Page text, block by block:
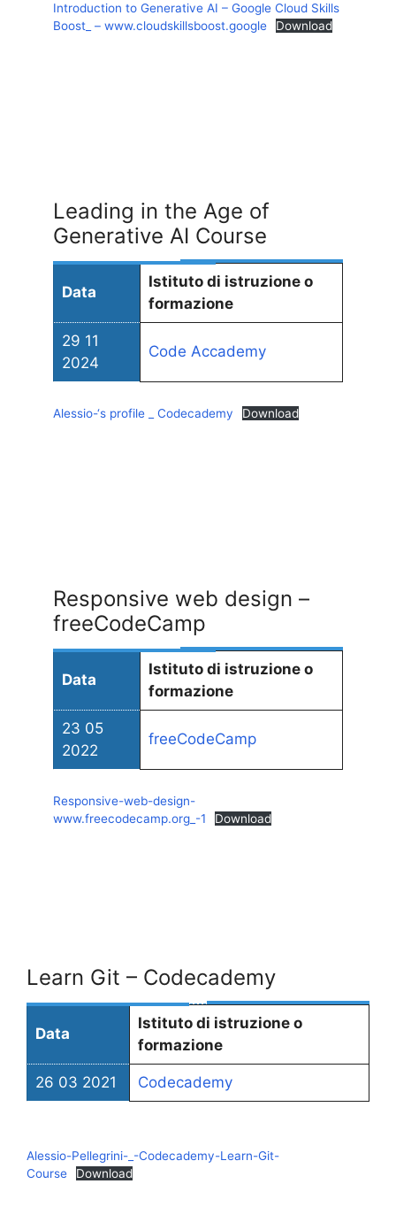
Introduction to Generative AI – Google Cloud Skills
Boost_ – www.cloudskillsboost.google
Download
Leading in the Age of
Generative AI Course
Data
Istituto di istruzione o
formazione
29 11
2024
Code Accademy
Alessio-‘s profile _ Codecademy Download
Responsive web design –
freeCodeCamp
Data
Istituto di istruzione o
formazione
23 05
2022
freeCodeCamp
Responsive-web-design-
www.freecodecamp.org_-1
Download
Learn Git – Codecademy
Data
Istituto di istruzione o
formazione
26 03 2021 Codecademy
Alessio-Pellegrini-_-Codecademy-Learn-Git-
Course
Download